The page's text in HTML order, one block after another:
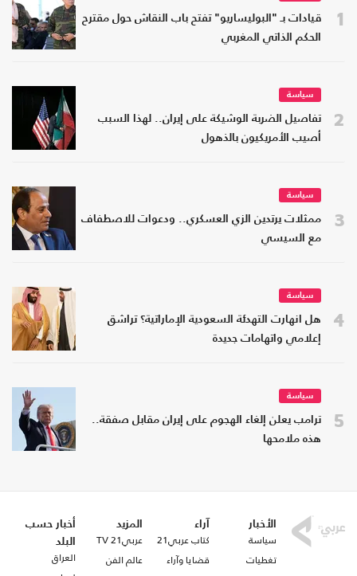
1
قيادات بـ "البوليساريو" تفتح باب النقاش حول مقترح
الحكم الذاتي المغربي
2
سياسة
تفاصيل الضربة الوشيكة على إيران.. لهذا السبب
أصيب الأمريكيون بالذهول
3
سياسة
ممثلات يرتدين الزي العسكري.. ودعوات للاصطفاف
مع السيسي
4
سياسة
هل انهارت التهدئة السعودية الإماراتية؟ تراشق
إعلامي واتهامات جديدة
5
سياسة
ترامب يعلن إلغاء الهجوم على إيران مقابل صفقة..
هذه ملامحها
الأخبار
سياسة
تغطيات
آراء
كتاب عربي21
قضايا وآراء
المزيد
عربي21 TV
عالم الفن
أخبار حسب
البلد
العراق